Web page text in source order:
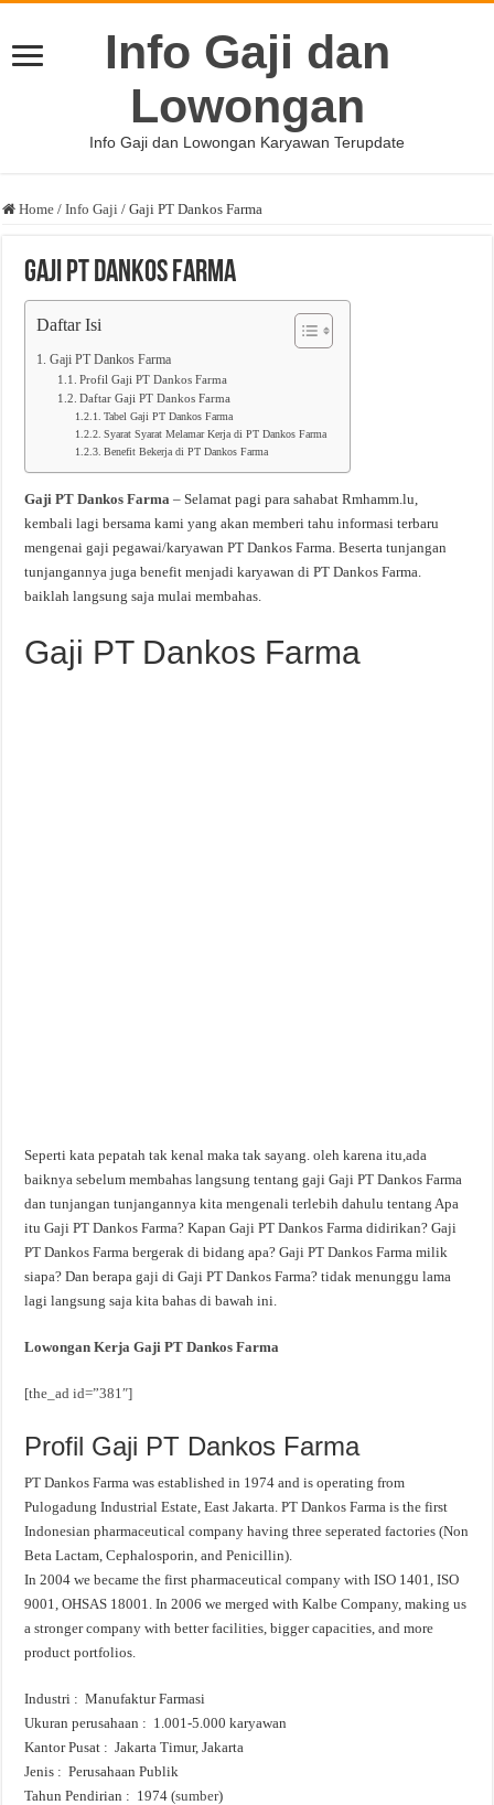
Info Gaji dan
Lowongan
Info Gaji dan Lowongan Karyawan Terupdate
Home / Info Gaji / Gaji PT Dankos Farma
Gaji PT Dankos Farma
Daftar Isi
Gaji PT Dankos Farma
Profil Gaji PT Dankos Farma
Daftar Gaji PT Dankos Farma
Tabel Gaji PT Dankos Farma
Syarat Syarat Melamar Kerja di PT Dankos Farma
Benefit Bekerja di PT Dankos Farma
Gaji PT Dankos Farma – Selamat pagi para sahabat Rmhamm.lu,
kembali lagi bersama kami yang akan memberi tahu informasi terbaru
mengenai gaji pegawai/karyawan PT Dankos Farma. Beserta tunjangan
tunjangannya juga benefit menjadi karyawan di PT Dankos Farma.
baiklah langsung saja mulai membahas.
Gaji PT Dankos Farma
Seperti kata pepatah tak kenal maka tak sayang. oleh karena itu,ada
baiknya sebelum membahas langsung tentang gaji Gaji PT Dankos Farma
dan tunjangan tunjangannya kita mengenali terlebih dahulu tentang Apa
itu Gaji PT Dankos Farma? Kapan Gaji PT Dankos Farma didirikan? Gaji
PT Dankos Farma bergerak di bidang apa? Gaji PT Dankos Farma milik
siapa? Dan berapa gaji di Gaji PT Dankos Farma? tidak menunggu lama
lagi langsung saja kita bahas di bawah ini.
Lowongan Kerja Gaji PT Dankos Farma
[the_ad id=”381″]
Profil Gaji PT Dankos Farma
PT Dankos Farma was established in 1974 and is operating from
Pulogadung Industrial Estate, East Jakarta. PT Dankos Farma is the first
Indonesian pharmaceutical company having three seperated factories (Non
Beta Lactam, Cephalosporin, and Penicillin).
In 2004 we became the first pharmaceutical company with ISO 1401, ISO
9001, OHSAS 18001. In 2006 we merged with Kalbe Company, making us
a stronger company with better facilities, bigger capacities, and more
product portfolios.
Industri : Manufaktur Farmasi
Ukuran perusahaan : 1.001-5.000 karyawan
Kantor Pusat : Jakarta Timur, Jakarta
Jenis : Perusahaan Publik
Tahun Pendirian : 1974 (sumber)